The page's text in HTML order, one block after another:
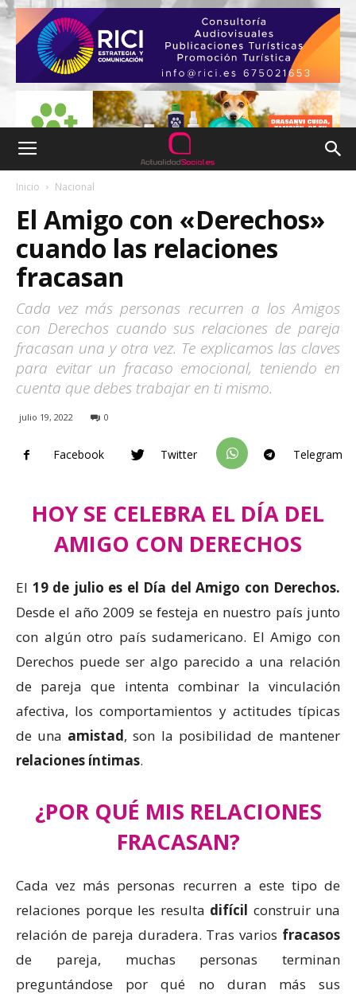
Inicio Nacional
El Amigo con «Derechos»
cuando las relaciones
fracasan
Cada vez más personas recurren a los Amigos
con Derechos cuando sus relaciones de pareja
fracasan una y otra vez. Te explicamos las claves
para evitar un fracaso emocional, teniendo en
cuenta que debes trabajar en ti mismo.
julio 19, 2022 0
Facebook Twitter Telegram
HOY SE CELEBRA EL DÍA DEL
AMIGO CON DERECHOS
El 19 de julio es el Día del Amigo con Derechos.
Desde el año 2009 se festeja en nuestro país junto
con algún otro país sudamericano. El Amigo con
Derechos puede ser algo parecido a una relación
de pareja que intenta combinar la vinculación
afectiva, los comportamientos y actitudes típicas
de una amistad, son la posibilidad de mantener
relaciones íntimas.
¿POR QUÉ MIS RELACIONES
FRACASAN?
Cada vez más personas recurren a este tipo de
relaciones porque les resulta difícil construir una
relación de pareja duradera. Tras varios fracasos
de pareja, muchas personas terminan
preguntándose por qué no duran más sus